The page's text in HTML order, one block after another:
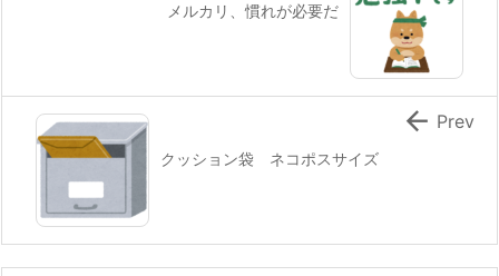
メルカリ、慣れが必要だ
クッション袋 ネコポスサイズ
 Prev